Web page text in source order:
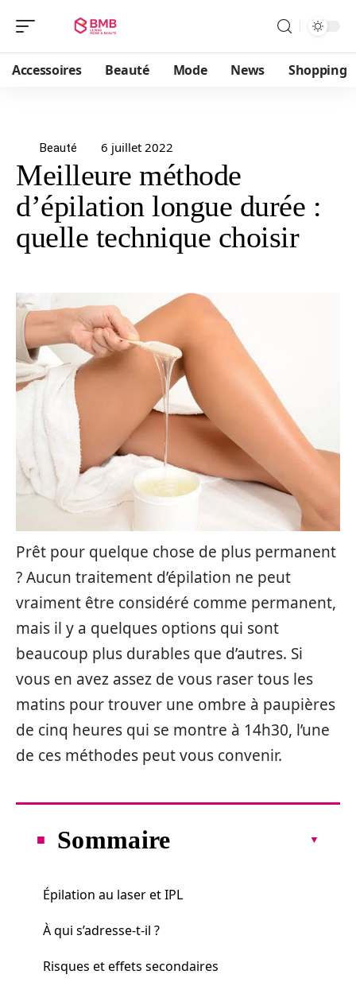
Accessoires Beauté Mode News Shopping
Beauté 6 juillet 2022
Meilleure méthode
d’épilation longue durée :
quelle technique choisir
Prêt pour quelque chose de plus permanent
? Aucun traitement d’épilation ne peut
vraiment être considéré comme permanent,
mais il y a quelques options qui sont
beaucoup plus durables que d’autres. Si
vous en avez assez de vous raser tous les
matins pour trouver une ombre à paupières
de cinq heures qui se montre à 14h30, l’une
de ces méthodes peut vous convenir.
Sommaire
Épilation au laser et IPL
À qui s’adresse-t-il ?
Risques et effets secondaires